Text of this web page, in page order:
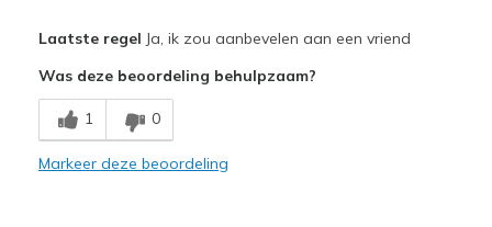
Comfortable
Stylish
Laatste regel Ja, ik zou aanbevelen aan een vriend
Was deze beoordeling behulpzaam?
1 0
Markeer deze beoordeling